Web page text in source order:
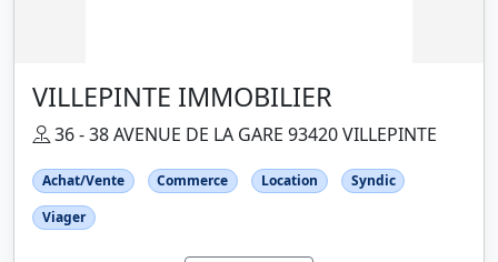
VILLEPINTE IMMOBILIER
36 - 38 AVENUE DE LA GARE 93420 VILLEPINTE
Achat/Vente Commerce Location
Syndic
Viager